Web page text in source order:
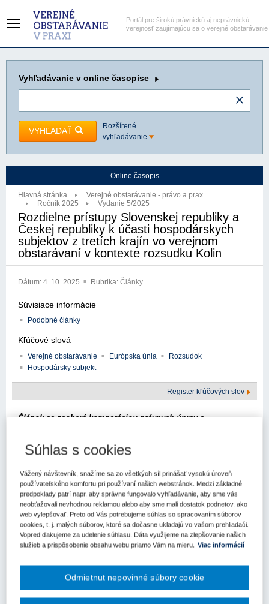
Portál pre širokú právnickú aj neprávnickú
verejnosť zaujímajúcu sa o verejné obstarávanie
Vyhľadávanie v online časopise
VYHĽADAŤ
Rozšírené
vyhľadávanie
Online časopis
Hlavná stránka
Verejné obstarávanie - právo a prax
Ročník 2025
Vydanie 5/2025
Rozdielne prístupy Slovenskej republiky a
Českej republiky k účasti hospodárskych
subjektov z tretích krajín vo verejnom
obstarávaní v kontexte rozsudku Kolin
Dátum: 4. 10. 2025 Rubrika: Články
Súvisiace informácie
Podobné články
Kľúčové slová
Verejné obstarávanie Európska únia
Rozsudok
Hospodársky subjekt
Register kľúčových slov
Článok sa zaoberá komparáciou právnych úprav a
republiky k možnosti obmedzenia účasti hospodárskych
subjektov z tretích krajín na postupoch verejného
referenčného rámca stanoveného smernicou Európskeho
parlamentu a Rady 2014/24/EÚ z 26. februára 2014 o verejnom
obstarávaní a o zrušení smernice 2004/18/ES (ďalej len
"smernica 2014/24/EÚ, pričom kľúčovým interpretačným
východiskom je rozsudok Súdneho dvora Európskej únie vo
veci C-652/22 Kolin. Práve tento judikát inicioval vydanie
skúmaných metodických dokumentov slovenského Úradu pre
hospodářské soutěže. Cieľom článku je identifikovať spoločné
národných prístupoch a posúdiť ich súlad s európskym
Súhlas s cookies
Vážený návštevník, snažíme sa zo všetkých síl prinášať vysokú úroveň
používateľského komfortu pri používaní našich webstránok. Medzi základné
predpoklady patrí napr. aby správne fungovalo vyhľadávanie, aby sme vás
neobťažovali nevhodnou reklamou alebo aby sme mali dostatok podnetov, ako
web vylepšovať. Preto od Vás potrebujeme súhlas so spracovaním súborov
cookies, t. j. malých súborov, ktoré sa dočasne ukladajú vo vašom prehliadači.
Vopred ďakujeme za udelenie súhlasu. Dáta využijeme na zlepšovanie našich
služieb a prispôsobenie obsahu webu priamo Vám na mieru.
Viac informácií
Odmietnut nepovinné súbory cookie